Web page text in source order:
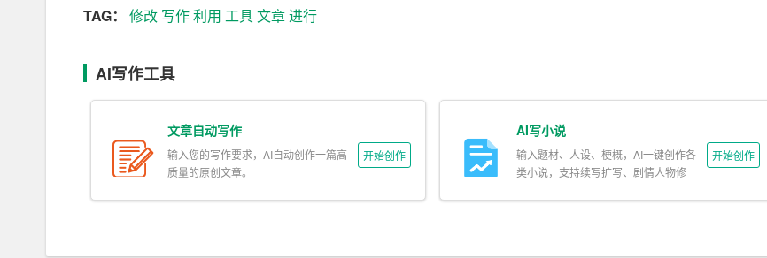
在使用 AI 写作工具时，我们需要充分利用其功能，以提高写作效率。以下是一些建议：
据大纲进行详细阐述。此外，AI 写作工具还可以帮助我们快速生成文章草稿，节省写作时间。
2. 利用 AI 写作工具进行语法检查和
。在完成文章初稿后，我们可以利用 Grammarly 等语法检查工具对文章
进行审查，找出语法错误和用词不当的地方，并进行修改。
TAG： 修改 写作利用 工具文章进行
AI写作工具
文章自动写作
输入您的写作要求，AI自动创作一篇高
质量的原创文章。
开始创作
AI写小说
输入题材、人设、梗概，AI一键创作各
类小说，支持续写扩写、剧情人物修
开始创作